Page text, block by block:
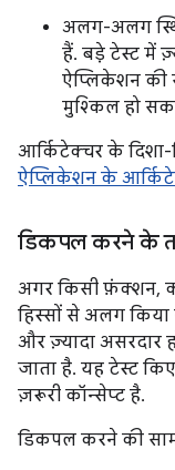
अलग-अलग
हैं. बड़े टेस्ट में
ऐप्लिकेशन की
मुश्किल हो
आर्किटेक्चर के दिशा-
ऐप्लिकेशन के
डिकपल करने के
अगर किसी फ़ंक्शन,
हिस्सों से अलग
और ज़्यादा असरदार
जाता है. यह टेस्ट
ज़रूरी कॉन्सेप्ट है.
डिकपल करने की